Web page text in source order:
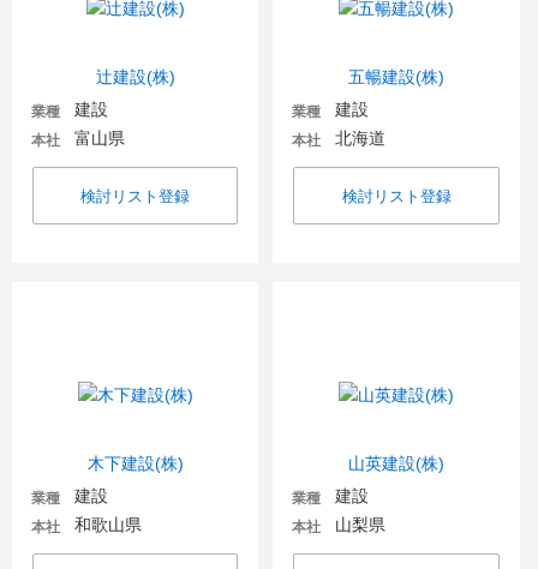
辻建設(株)
業種 建設
本社 富山県
検討リスト登録
五暢建設(株)
業種 建設
本社 北海道
検討リスト登録
木下建設(株)
業種 建設
本社 和歌山県
山英建設(株)
業種 建設
本社 山梨県